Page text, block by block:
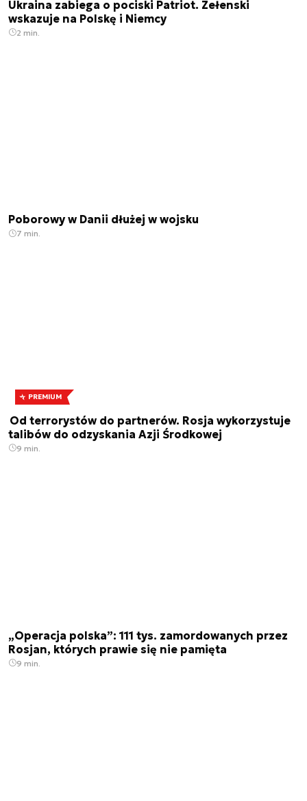
Ukraina zabiega o pociski Patriot. Zełenski
wskazuje na Polskę i Niemcy
2 min.
Poborowy w Danii dłużej w wojsku
7 min.
PREMIUM
Od terrorystów do partnerów. Rosja wykorzystuje
talibów do odzyskania Azji Środkowej
9 min.
„Operacja polska”: 111 tys. zamordowanych przez
Rosjan, których prawie się nie pamięta
9 min.